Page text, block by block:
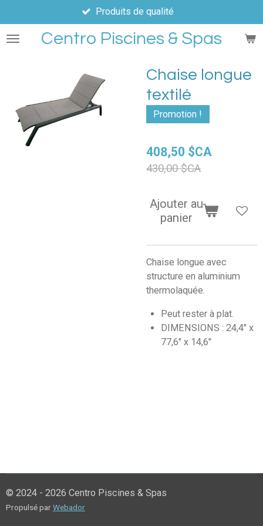
au
contenuCentro Piscines & Spas
Produits de qualité
Chaise longue
textilé
Promotion !
408,50 $CA
430,00 $CA
Ajouter au
panier
Chaise longue avec
structure en aluminium
thermolaquée.
Peut rester à plat.
DIMENSIONS : 24,4" x
77,6" x 14,6"
© 2024 - 2026 Centro Piscines & Spas
Propulsé parWebador